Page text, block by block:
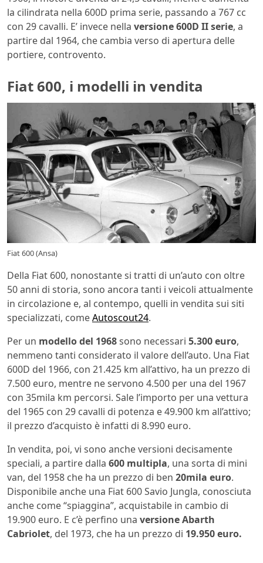
la cilindrata nella 600D prima serie, passando a 767 cc
con 29 cavalli. E’ invece nella versione 600D II serie, a
partire dal 1964, che cambia verso di apertura delle
portiere, controvento.
Fiat 600, i modelli in vendita
Fiat 600 (Ansa)
Della Fiat 600, nonostante si tratti di un’auto con oltre
50 anni di storia, sono ancora tanti i veicoli attualmente
in circolazione e, al contempo, quelli in vendita sui siti
specializzati, comeAutoscout24.
Per un modello del 1968sono necessari 5.300 euro,
nemmeno tanti considerato il valore dell’auto. Una Fiat
600D del 1966, con 21.425 km all’attivo, ha un prezzo di
7.500 euro, mentre ne servono 4.500 per una del 1967
con 35mila km percorsi. Sale l’importo per una vettura
del 1965 con 29 cavalli di potenza e 49.900 km all’attivo;
il prezzo d’acquisto è infatti di 8.990 euro.
In vendita, poi, vi sono anche versioni decisamente
speciali, a partire dalla 600 multipla, una sorta di mini
van, del 1958 che ha un prezzo di ben 20mila euro.
Disponibile anche una Fiat 600Savio Jungla, conosciuta
anche come “spiaggina”, acquistabile in cambio di
19.900 euro. E c’è perfino una versione Abarth
Cabriolet, del 1973, che ha un prezzo di 19.950 euro.